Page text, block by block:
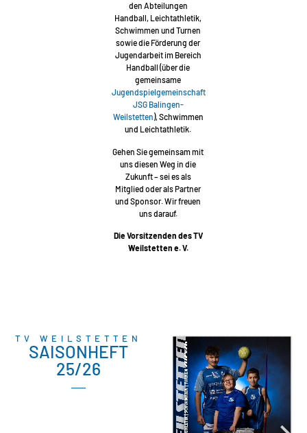
den Abteilungen
Handball, Leichtathletik,
Schwimmen und Turnen
sowie die Förderung der
Jugendarbeit im Bereich
Handball (über die
gemeinsame
Jugendspielgemeinschaft
JSG Balingen-
Weilstetten), Schwimmen
und Leichtathletik.
Gehen Sie gemeinsam mit
uns diesen Weg in die
Zukunft – sei es als
Mitglied oder als Partner
und Sponsor. Wir freuen
uns darauf.
Die Vorsitzenden des TV
Weilstetten e. V.
TV WEILSTETTEN
SAISONHEFT
25/26